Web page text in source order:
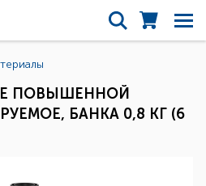
ПОВЫШЕННОЙ
БАНКА 0,8 КГ (6